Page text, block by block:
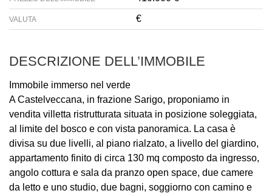
VALUTA €
DESCRIZIONE DELL’IMMOBILE
Immobile immerso nel verde
A Castelveccana, in frazione Sarigo, proponiamo in
vendita villetta ristrutturata situata in posizione soleggiata,
al limite del bosco e con vista panoramica. La casa è
divisa su due livelli, al piano rialzato, a livello del giardino,
appartamento finito di circa 130 mq composto da ingresso,
angolo cottura e sala da pranzo open space, due camere
da letto e uno studio, due bagni, soggiorno con camino e